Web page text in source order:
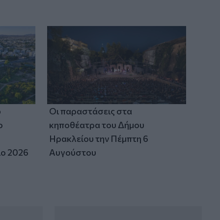
2026
Οι παραστάσεις στα
κηποθέατρα του Δήμου
Ηρακλείου την Πέμπτη 6
Αυγούστου